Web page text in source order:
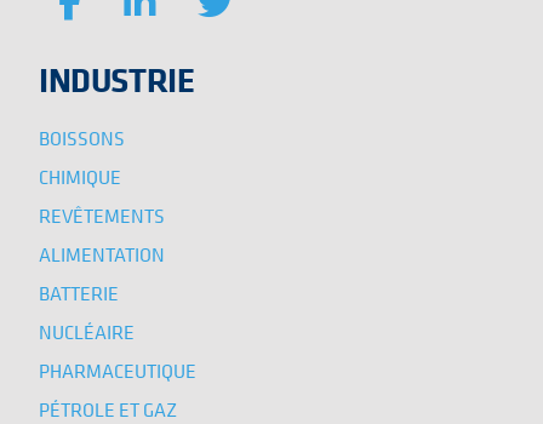
INDUSTRIE
BOISSONS
CHIMIQUE
REVÊTEMENTS
ALIMENTATION
BATTERIE
NUCLÉAIRE
PHARMACEUTIQUE
PÉTROLE ET GAZ